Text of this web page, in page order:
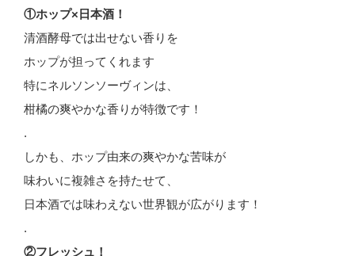
①ホップ×日本酒！
清酒酵母では出せない香りを
ホップが担ってくれます
特にネルソンソーヴィンは、
柑橘の爽やかな香りが特徴です！
.
しかも、ホップ由来の爽やかな苦味が
味わいに複雑さを持たせて、
日本酒では味わえない世界観が広がります！
.
②フレッシュ！